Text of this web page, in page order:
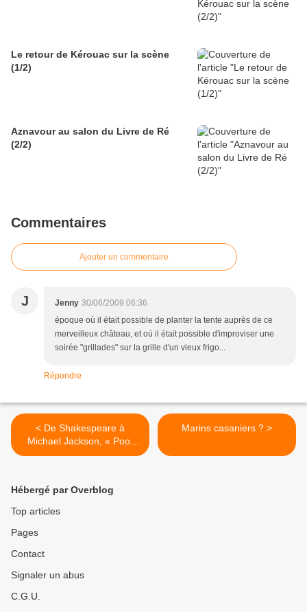
Le retour de Kérouac sur la scène
(1/2)
Aznavour au salon du Livre de Ré
(2/2)
Commentaires
Ajouter un commentaire
J Jenny 30/06/2009 06:36
époque où il était possible de planter la tente auprès de ce
merveilleux château, et où il était possible d'improviser une
soirée "grillades" sur la grille d'un vieux frigo...
Répondre
< De Shakespeare à
Michael Jackson, « Poor
Yorrick and moon walk»
Marins casaniers ? >
Hébergé par Overblog
Top articles
Pages
Contact
Signaler un abus
C.G.U.